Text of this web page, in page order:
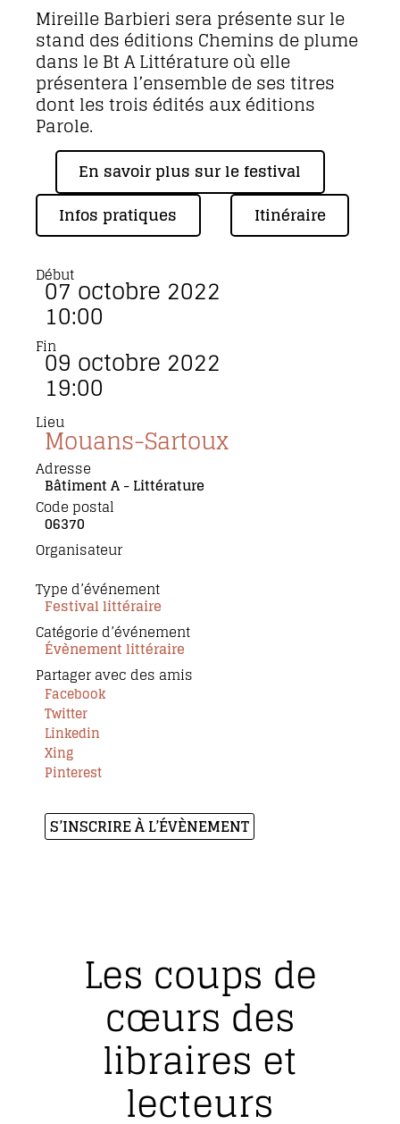
Mireille Barbieri sera présente sur le
stand des éditions Chemins de plume
dans le Bt A Littérature où elle
présentera l’ensemble de ses titres
dont les trois édités aux éditions
Parole.
En savoir plus sur le festival
Infos pratiques
Itinéraire
Début
07 octobre 2022
10:00
Fin09 octobre 2022
19:00
Lieu
Mouans-Sartoux
Adresse
Bâtiment A - Littérature
Code postal
06370
Organisateur
Type d’événement
Festival littéraire
Catégorie d’événement
Évènement littéraire
Partager avec des amis
Facebook
Twitter
Linkedin
Xing
Pinterest
S’INSCRIRE À L’ÉVÈNEMENT
Les coups de
cœurs des
libraires et
lecteurs